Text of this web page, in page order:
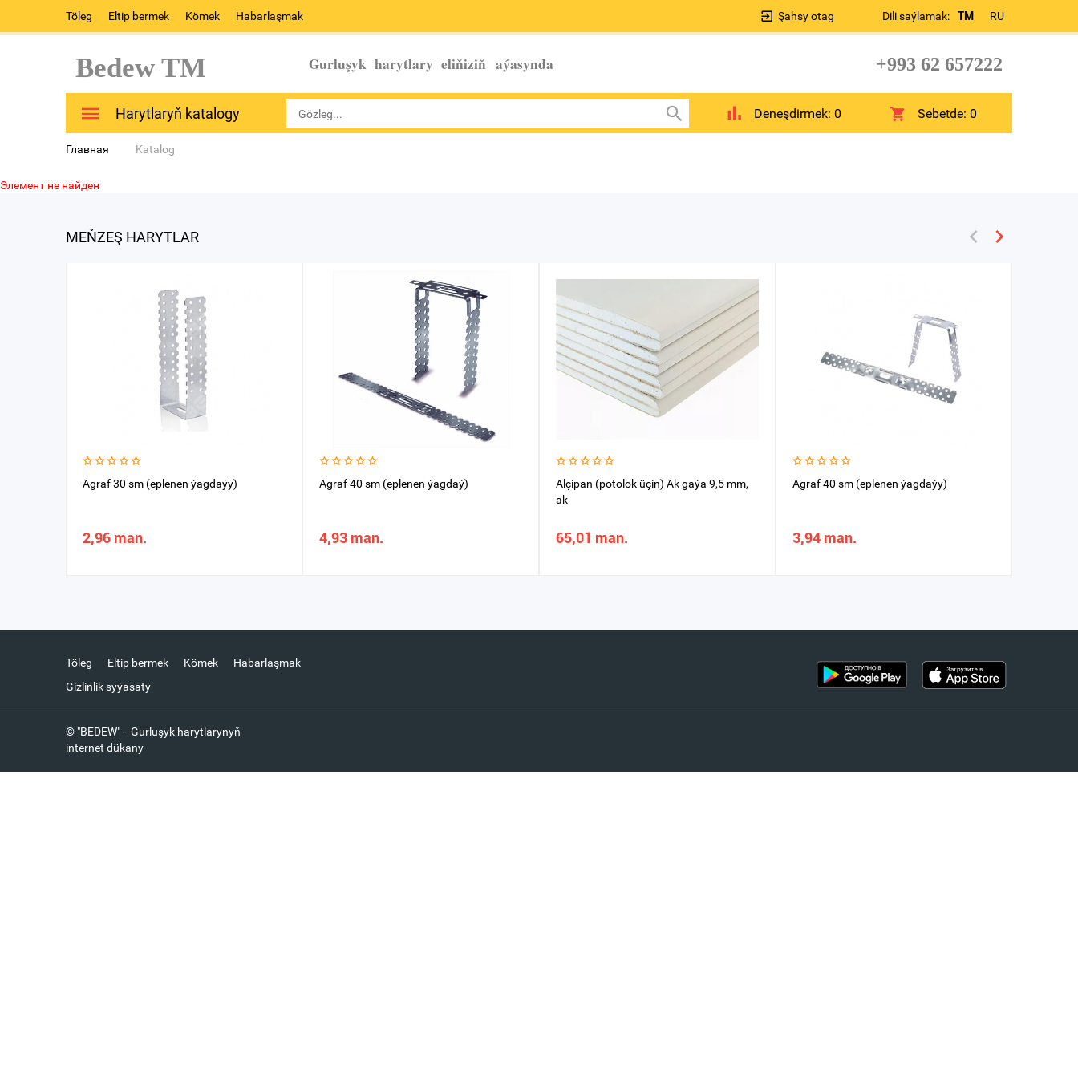
Töleg Eltip bermek Kömek Habarlaşmak Dili saýlamak: TM RU
Şahsy otag
Bedew TM Gurluşyk harytlary eliňiziň aýasynda +993 62 657222
Harytlaryň katalogy Deneşdirmek: 0 Sebetde:0
Главная Katalog
Элемент не найден
MEŇZEŞ HARYTLAR
Agraf 30 sm (eplenen ýagdaýy)
2,96 man.
Agraf 40 sm (eplenen ýagdaý)
4,93 man.
Alçipan (potolok üçin) Ak gaýa 9,5 mm,
ak
65,01 man.
Agraf 40 sm (eplenen ýagdaýy)
3,94 man.
Töleg Eltip bermek Kömek
Habarlaşmak
Gizlinlik syýasaty
© "BEDEW" - Gurluşyk harytlarynyň
internet dükany